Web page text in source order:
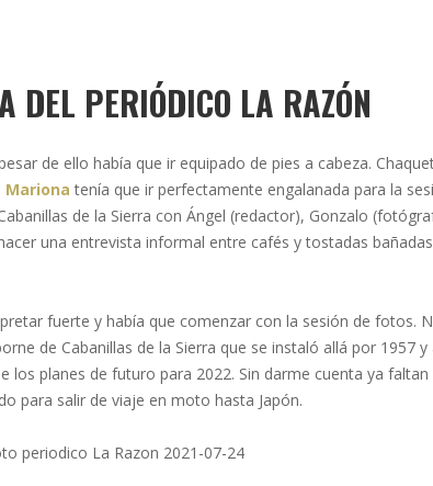
DEL PERIÓDICO LA RAZÓN
de ello había que ir equipado de pies a cabeza.
Mariona tenía que ir perfectamente engalanada para la
de la Sierra con Ángel (redactor), Gonzalo
una entrevista informal entre cafés y tostadas
fuerte y había que comenzar con la sesión de fotos.
de Cabanillas de la Sierra que se instaló allá por 1957 y
los planes de futuro para 2022. Sin darme cuenta ya faltan
para salir de viaje en moto hasta Japón.